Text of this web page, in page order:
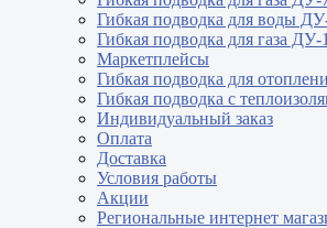
Гибкая подводка для воды
Гибкая подводка для газа ДУ-
Маркетплейсы
Гибкая подводка для
Гибкая подводка с
Индивидуальный заказ
Оплата
Доставка
Условия работы
Акции
Региональные интернет